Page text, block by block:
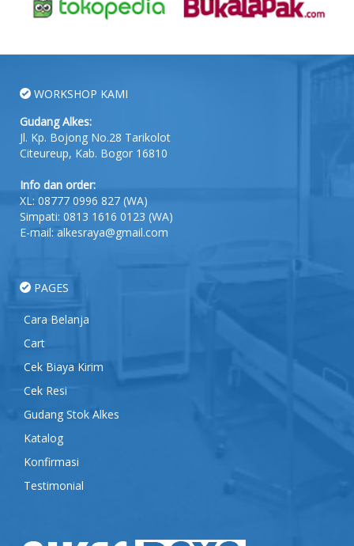
WORKSHOP KAMI
Gudang Alkes:
Jl. Kp. Bojong No.28 Tarikolot
Citeureup, Kab. Bogor 16810
Info dan order:
XL: 08777 0996 827 (WA)
Simpati: 0813 1616 0123 (WA)
E-mail: alkesraya@gmail.com
PAGES
Cara Belanja
Cart
Cek Biaya Kirim
Cek Resi
Gudang Stok Alkes
Katalog
Konfirmasi
Testimonial